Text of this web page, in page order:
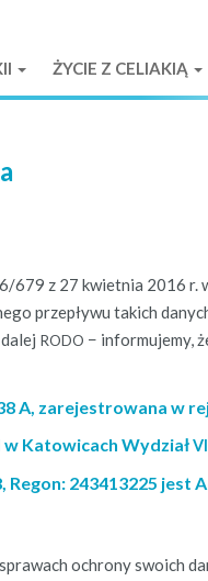
ŻYCIE Z CELIAKIĄ
679 z 27 kwiet­nia 2016 r.
przepły­wu takich
RODO − infor­mu­je­my,
A, zarejestrowana w
Katowicach Wydział
Regon: 243413225 jest
ochrony swoich